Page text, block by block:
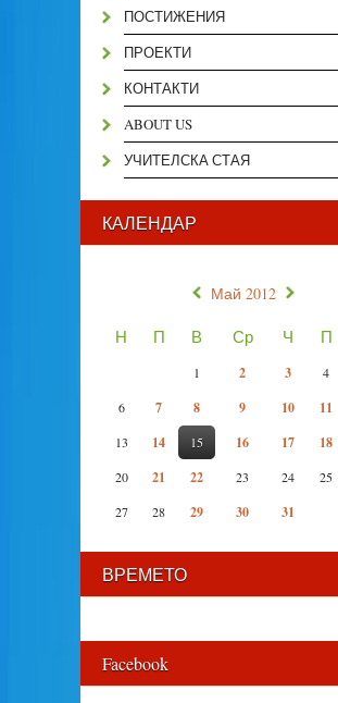
ПОСТИЖЕНИЯ
ПРОЕКТИ
КОНТАКТИ
ABOUT US
УЧИТЕЛСКА СТАЯ
КАЛЕНДАР
Май 2012
Н П В Ср Ч П
1 2 3 4
6
7 8 9 10 11
13
14 15 16 17 18
20
21 22 23 24 25
27
28 29 30 31
ВРЕМЕТО
Facebook